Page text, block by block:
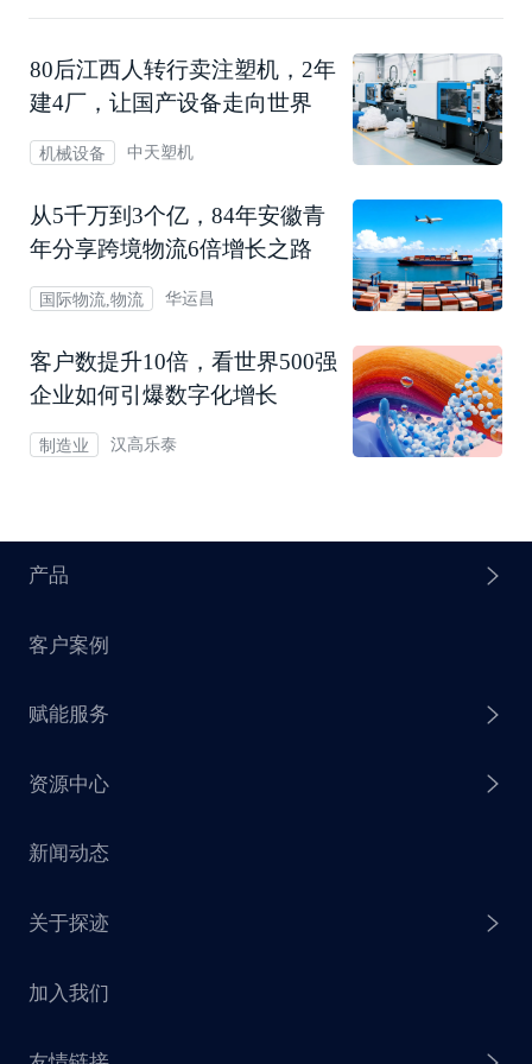
80后江西人转行卖注塑机，2年
建4厂，让国产设备走向世界
机械设备 中天塑机
从5千万到3个亿，84年安徽青
年分享跨境物流6倍增长之路
国际物流,物流 华运昌
客户数提升10倍，看世界500强
企业如何引爆数字化增长
制造业 汉高乐泰
产品
探迹 AI Agent
探迹 AI 拓客
探迹 AI 触达
探迹 AI CRM
客户案例
赋能服务
赋能计划
资源中心
销售干货
探迹大数据研究院
新闻动态
关于探迹
企业介绍
加入我们